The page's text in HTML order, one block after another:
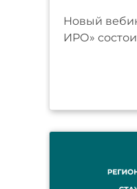
Новый
ИРО»